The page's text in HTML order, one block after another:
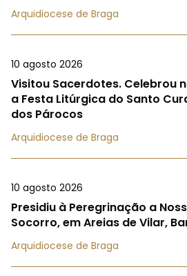
Arquidiocese de Braga
10 agosto 2026
Visitou Sacerdotes. Celebrou
a Festa Litúrgica do Santo
dos Párocos
Arquidiocese de Braga
10 agosto 2026
Presidiu à Peregrinação a
Socorro, em Areias de Vilar,
Arquidiocese de Braga